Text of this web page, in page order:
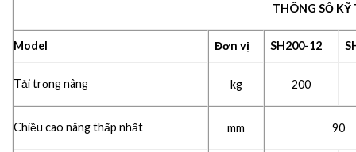
THÔNG SỐ
Model Đơn vị SH200-12
Tải trọng nâng kg 200
Chiều cao nâng thấp nhất mm 90